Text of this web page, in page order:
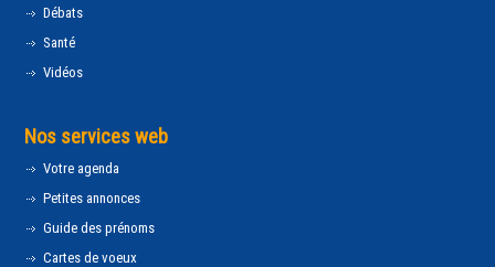
Débats
Santé
Vidéos
Nos services web
Votre agenda
Petites annonces
Guide des prénoms
Cartes de voeux